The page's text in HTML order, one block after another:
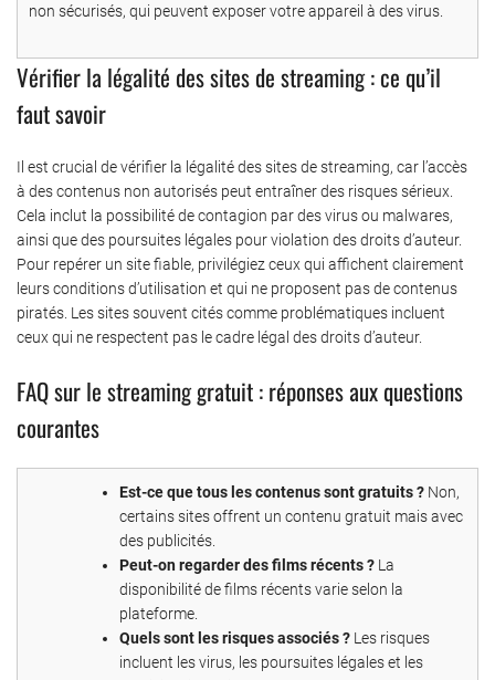
non sécurisés, qui peuvent exposer votre appareil à des virus.
Vérifier la légalité des sites de streaming : ce qu’il
faut savoir
Il est crucial de vérifier la légalité des sites de streaming, car l’accès
à des contenus non autorisés peut entraîner des risques sérieux.
Cela inclut la possibilité de contagion par des virus ou malwares,
ainsi que des poursuites légales pour violation des droits d’auteur.
Pour repérer un site fiable, privilégiez ceux qui affichent clairement
leurs conditions d’utilisation et qui ne proposent pas de contenus
piratés. Les sites souvent cités comme problématiques incluent
ceux qui ne respectent pas le cadre légal des droits d’auteur.
FAQ sur le streaming gratuit : réponses aux questions
courantes
Est-ce que tous les contenus sont gratuits ? Non,
certains sites offrent un contenu gratuit mais avec
des publicités.
Peut-on regarder des films récents ? La
disponibilité de films récents varie selon la
plateforme.
Quels sont les risques associés ? Les risques
incluent les virus, les poursuites légales et les